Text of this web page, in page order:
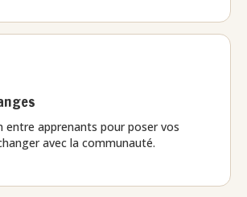
entre apprenants pour poser vos
avec la communauté.